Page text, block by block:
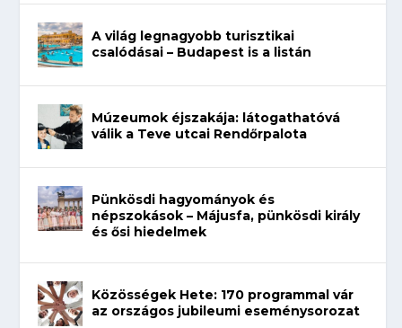
A világ legnagyobb turisztikai
csalódásai – Budapest is a listán
Múzeumok éjszakája: látogathatóvá
válik a Teve utcai Rendőrpalota
Pünkösdi hagyományok és
népszokások – Májusfa, pünkösdi király
és ősi hiedelmek
Közösségek Hete: 170 programmal vár
az országos jubileumi eseménysorozat